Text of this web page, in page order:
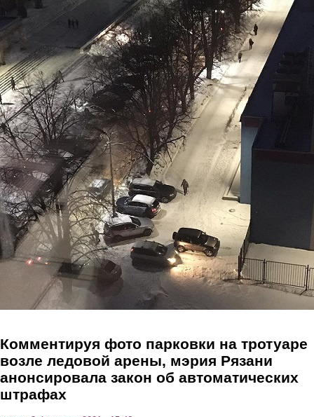
Перейти к основному содержанию
Комментируя фото парковки на тротуаре
возле ледовой арены, мэрия Рязани
анонсировала закон об автоматических
штрафах